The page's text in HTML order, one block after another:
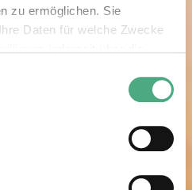
zu ermöglichen. Sie
Daten für welche Zwecke
widerrufen
geografische Lage erfassen,
nach bestimmten